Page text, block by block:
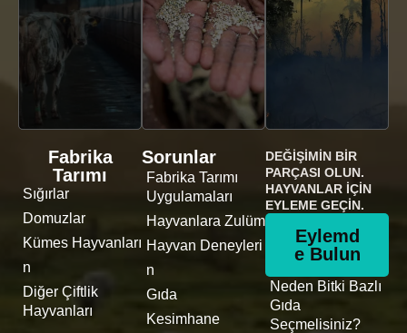
Fabrika
Tarımı
Sığırlar
Domuzlar
Kümes Hayvanları
n
Diğer Çiftlik
Hayvanları
Sorunlar
Fabrika Tarımı
Uygulamaları
Hayvanlara Zulüm
Hayvan Deneyleri
n
Gıda
Kesimhane
DEĞIŞIMIN BIR
PARÇASI OLUN.
HAYVANLAR İÇIN
EYLEME GEÇIN.
Eylemd
e Bulun
Neden Bitki Bazlı
Gıda
Seçmelisiniz?